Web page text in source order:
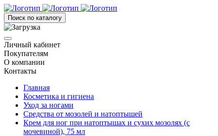
Поиск по каталогу
Личный кабинет
Покупателям
О компании
Контакты
Главная
Косметика и гигиена
Уход за ногами
Средства от мозолей и натоптышей
Крем для ног при натоптышах и сухих мозолях (с
мочевиной), 75 мл